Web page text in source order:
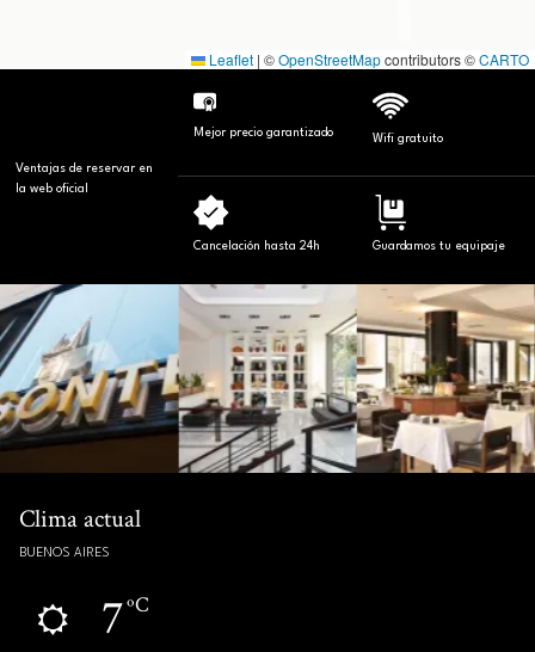
Leaflet | ©OpenStreetMapcontributors ©CARTO
Ventajas de reservar en
la web oficial
Mejor precio garantizado Wifi gratuito
Cancelación hasta 24h Guardamos tu equipaje
Clima actual
BUENOS AIRES
7ºC